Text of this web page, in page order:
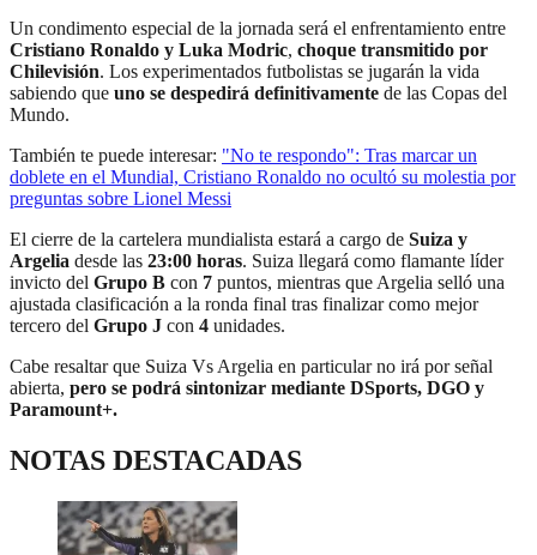
Un condimento especial de la jornada será el enfrentamiento entre
Cristiano Ronaldo y Luka Modric, choque transmitido por
Chilevisión. Los experimentados futbolistas se jugarán la vida
sabiendo que uno se despedirá definitivamente de las Copas del
Mundo.
También te puede interesar: "No te respondo": Tras marcar un
doblete en el Mundial, Cristiano Ronaldo no ocultó su molestia por
preguntas sobre Lionel Messi
El cierre de la cartelera mundialista estará a cargo de Suiza y
Argelia desde las 23:00 horas. Suiza llegará como flamante líder
invicto del Grupo B con 7 puntos, mientras que Argelia selló una
ajustada clasificación a la ronda final tras finalizar como mejor
tercero del Grupo J con 4 unidades.
Cabe resaltar que Suiza Vs Argelia en particular no irá por señal
abierta, pero se podrá sintonizar mediante DSports, DGO y
Paramount+.
NOTAS DESTACADAS